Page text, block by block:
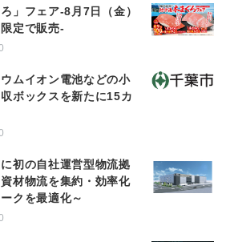
」フェア-8月7日（金）
定で販売-
ムイオン電池などの小
ボックスを新たに15カ
初の自社運営型物流拠
材物流を集約・効率化
クを最適化～